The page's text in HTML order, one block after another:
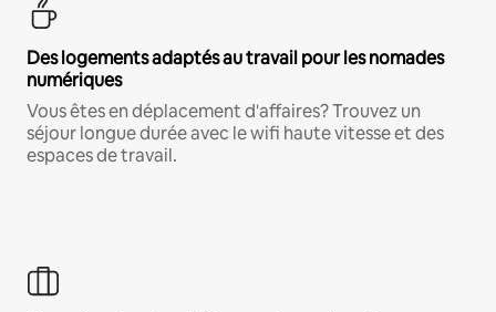
Des logements adaptés au travail pour les nomades
numériques
Vous êtes en déplacement d'affaires? Trouvez un
séjour longue durée avec le wifi haute vitesse et des
espaces de travail.